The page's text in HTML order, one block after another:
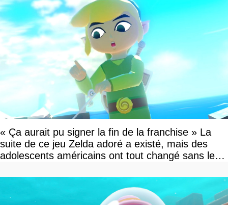
« Ça aurait pu signer la fin de la franchise » La
suite de ce jeu Zelda adoré a existé, mais des
adolescents américains ont tout changé sans le